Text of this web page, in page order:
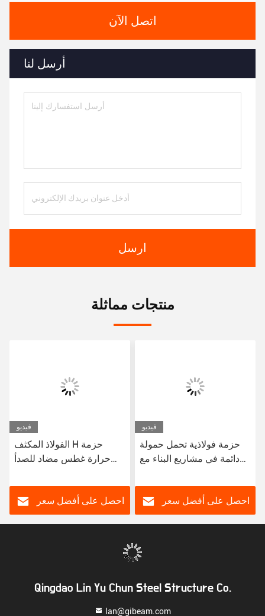
اتصل الآن
أرسل لنا
ارسل
منتجات مماثلة
فيديو
الفولاذ المكثف H حزمة
حرارة غطس مضاد للصدأ
احصل على أفضل سعر
فيديو
حزمة فولاذية تحمل حمولة
دائمة في مشاريع البناء مع
احصل على أفضل سعر
Qingdao Lin Yu Chun Steel Structure Co.
lan@gibeam.com